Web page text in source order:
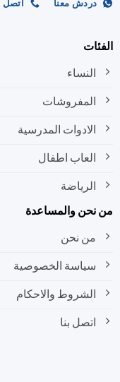
دردش معنا اتصل بنا
النساء
المفروشات
الادوات المدرسية
العاب اطفال
الرياضة
والمساعدة
من نحن
سياسة الخصوصية
الشروط والاحكام
اتصل بنا